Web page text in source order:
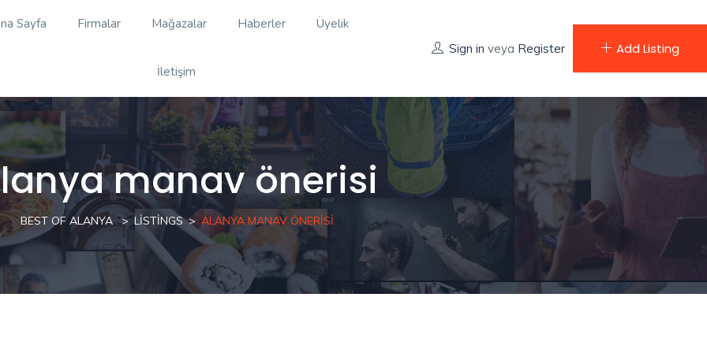
Sayfa Firmalar Mağazalar Haberler Üyelik
İletişim
Sign in veya Register Add Listing
manav önerisi
BEST OF ALANYA LISTINGS ALANYA MANAV ÖNERISI